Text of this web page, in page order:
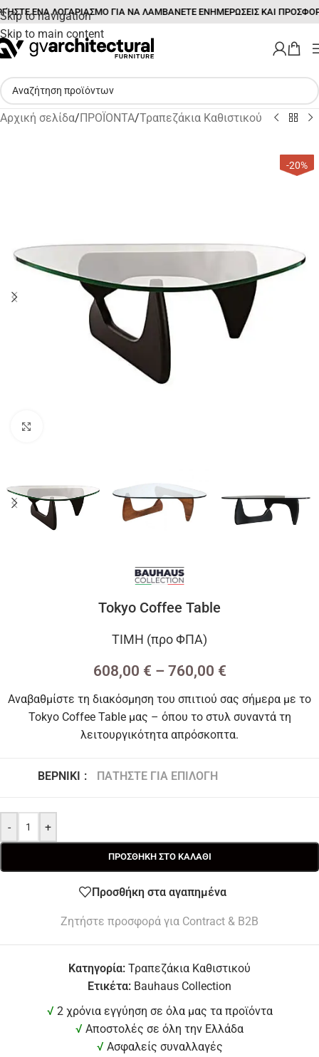
Skip to navigation
Skip to main content
ΕΝΑ ΛΟΓΑΡΙΑΣΜΟ ΓΙΑ ΝΑ ΛΑΜΒΑΝΕΤΕ ΕΝΗΜΕΡΩΣΕΙΣ ΚΑΙ
Αρχική σελίδα/ΠΡΟΪΟΝΤΑ/Τραπεζάκια Καθιστικού
-20%
Tokyo Coffee Table
ΤΙΜΗ (προ ΦΠΑ)
608,00 € – 760,00 €
Αναβαθμίστε τη διακόσμηση του σπιτιού σας σήμερα με το
Tokyo Coffee Table μας – όπου το στυλ συναντά τη
λειτουργικότητα απρόσκοπτα.
ΒΕΡΝΊΚΙ : ΠΑΤΉΣΤΕ ΓΙΑ ΕΠΙΛΟΓΉ
- +
ΠΡΟΣΘΉΚΗ ΣΤΟ ΚΑΛΆΘΙ
Προσθήκη στα αγαπημένα
Ζητήστε προσφορά για Contract & B2B
Κατηγορία: Τραπεζάκια Καθιστικού
Ετικέτα: Bauhaus Collection
√ 2 χρόνια εγγύηση σε όλα μας τα προϊόντα
√ Αποστολές σε όλη την Ελλάδα
√ Ασφαλείς συναλλαγές